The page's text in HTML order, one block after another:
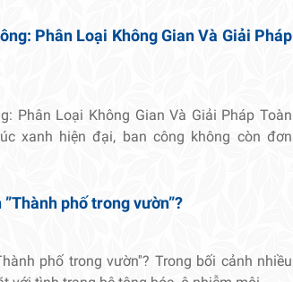
Phân Loại Không Gian Và Giải Pháp
Phân Loại Không Gian Và Giải Pháp Toàn
xanh hiện đại, ban công không còn đơn
phố trong vườn”?
phố trong vườn''? Trong bối cảnh nhiều